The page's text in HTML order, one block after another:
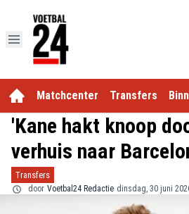
Matchcenter Transfers
'Kane hakt knoop
verhuis naar
Transfers
door Voetbal24 Redactie dinsdag, 30 juni